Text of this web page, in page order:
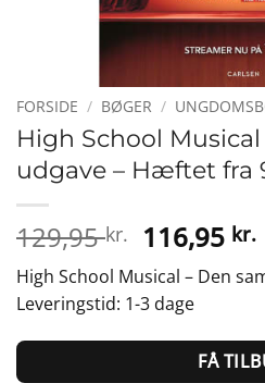
FORSIDE / BØGER /
High School
udgave – Hæftet fra
129,95kr. Den
pris
var:
129,95
116,95 kr.
High School Musical – Den
Leveringstid: 1-3 dage
FÅ